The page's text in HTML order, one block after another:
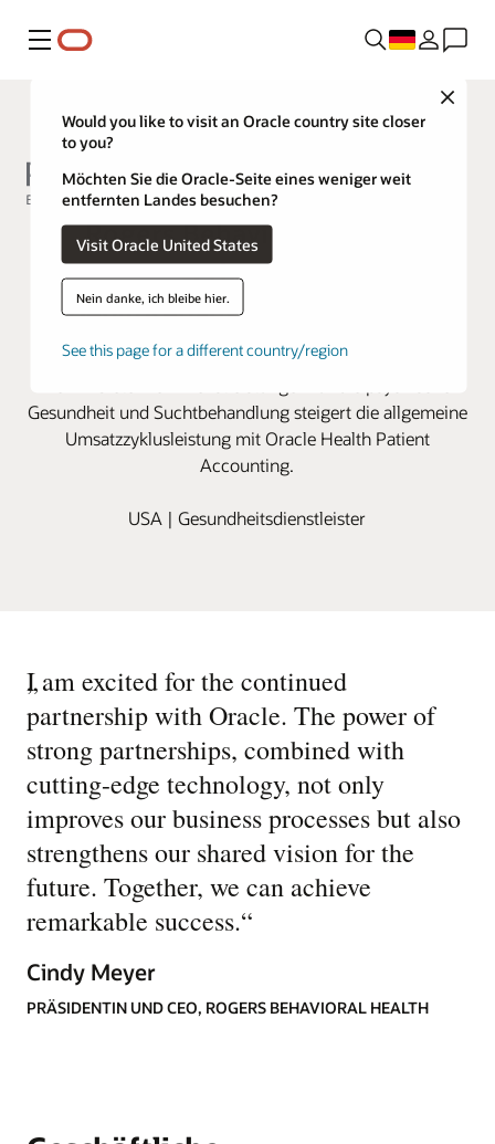
Menü
Close
Would you like to visit an Oracle country site closer
to you?
Möchten Sie die Oracle-Seite eines weniger weit
entfernten Landes besuchen?
Visit Oracle United States
Nein danke, ich bleibe hier.
See this page for a different country/region
Rogers Behavioral Health
verbessert
Debitorenausstandstage mit
Oracle Health
Gesundheit und Suchtbehandlung steigert die allgemeine
Umsatzzyklusleistung mit Oracle Health Patient
Accounting.
USA | Gesundheitsdienstleister
„
I am excited for the continued
partnership with Oracle. The power of
strong partnerships, combined with
cutting-edge technology, not only
improves our business processes but also
strengthens our shared vision for the
future. Together, we can achieve
remarkable success.“
Cindy Meyer
PRÄSIDENTIN UND CEO, ROGERS BEHAVIORAL HEALTH